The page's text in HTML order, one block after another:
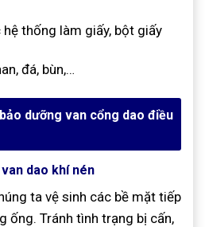
thống làm giấy, bột giấy
đá, bùn,…
dưỡng van cổng dao điều
dao khí nén
ta vệ sinh các bề mặt tiếp
ống. Tránh tình trạng bị cấn,